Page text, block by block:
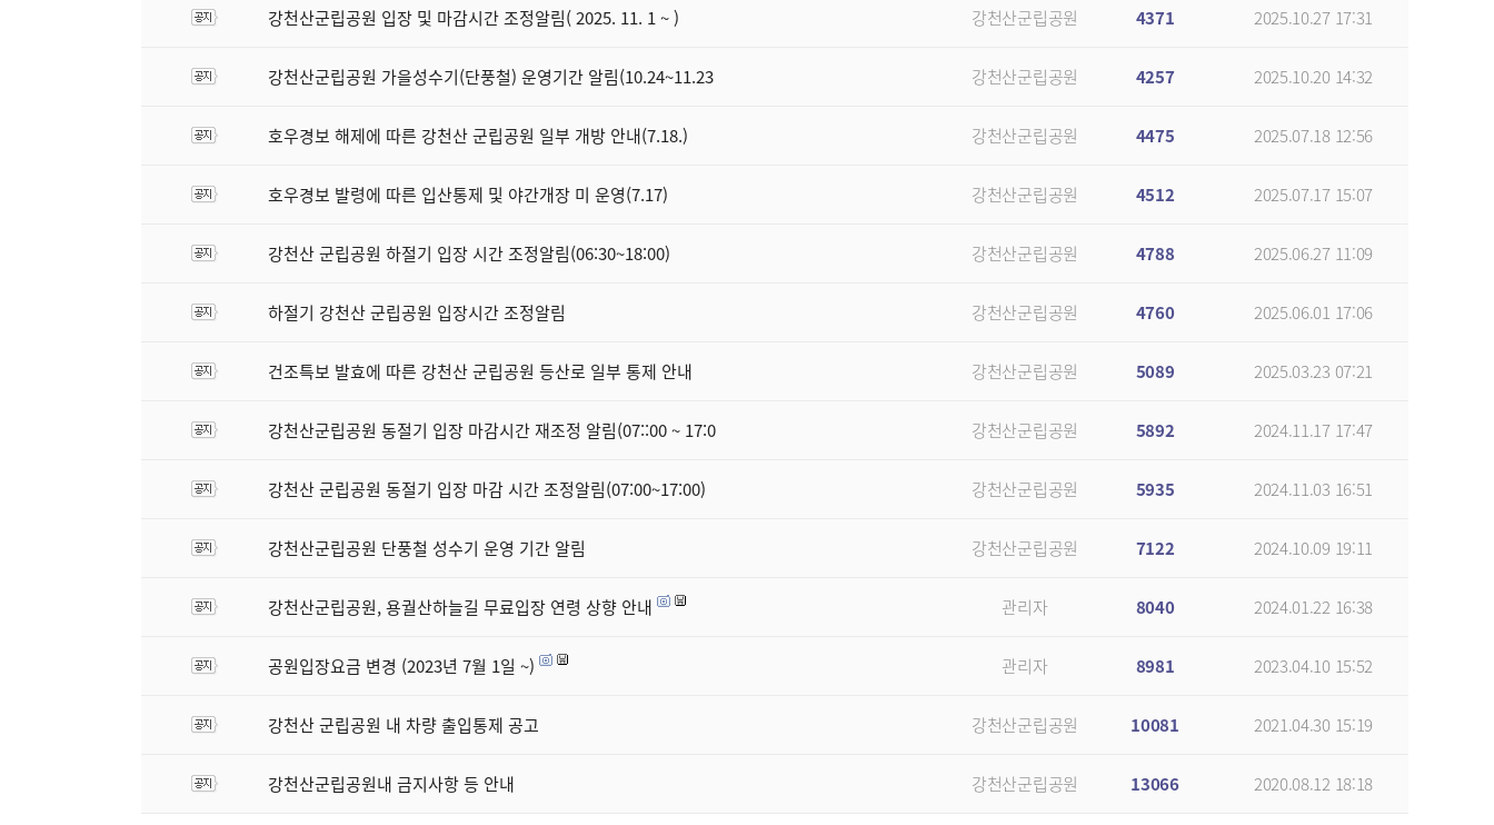
강천산군립공원 입장 및 마감시간 조정알림( 2025. 11. 1 ~ ) 강천산군립공원 4371 2025.10.27 17:31
강천산군립공원 가을성수기(단풍철) 운영기간 알림(10.24~11.23 강천산군립공원 4257 2025.10.20 14:32
호우경보 해제에 따른 강천산 군립공원 일부 개방 안내(7.18.) 강천산군립공원 4475 2025.07.18 12:56
호우경보 발령에 따른 입산통제 및 야간개장 미 운영(7.17) 강천산군립공원 4512 2025.07.17 15:07
강천산 군립공원 하절기 입장 시간 조정알림(06:30~18:00) 강천산군립공원 4788 2025.06.27 11:09
하절기 강천산 군립공원 입장시간 조정알림 강천산군립공원 4760 2025.06.01 17:06
건조특보 발효에 따른 강천산 군립공원 등산로 일부 통제 안내 강천산군립공원 5089 2025.03.23 07:21
강천산군립공원 동절기 입장 마감시간 재조정 알림(07::00 ~ 17:0 강천산군립공원 5892 2024.11.17 17:47
강천산 군립공원 동절기 입장 마감 시간 조정알림(07:00~17:00) 강천산군립공원 5935 2024.11.03 16:51
강천산군립공원 단풍철 성수기 운영 기간 알림 강천산군립공원 7122 2024.10.09 19:11
강천산군립공원, 용궐산하늘길 무료입장 연령 상향 안내 관리자 8040 2024.01.22 16:38
공원입장요금 변경 (2023년 7월 1일 ~) 관리자 8981 2023.04.10 15:52
강천산 군립공원 내 차량 출입통제 공고 강천산군립공원 10081 2021.04.30 15:19
강천산군립공원내 금지사항 등 안내 강천산군립공원 13066 2020.08.12 18:18